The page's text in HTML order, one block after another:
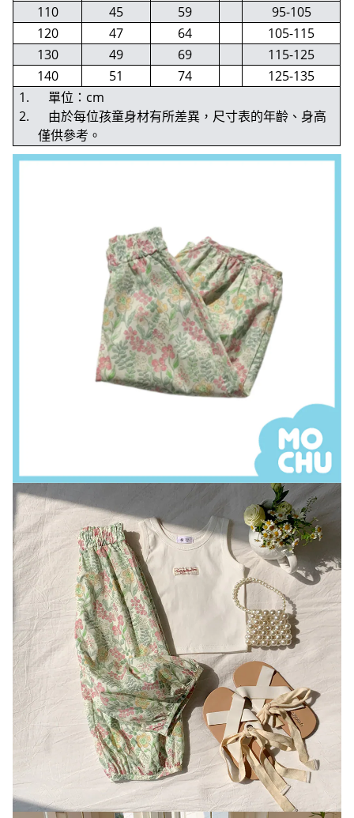
110
45 59
95-105
120
47 64
105-115
130
49 69
115-125
140
51 74
125-135
1. 單位：cm
2. 由於每位孩童身材有所差異，尺寸表的年齡、身高
僅供參考。